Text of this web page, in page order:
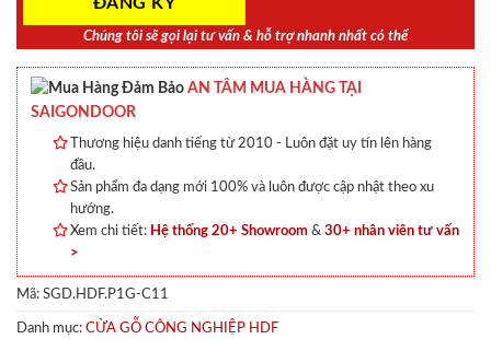
Chúng tôi sẽ gọi lại tư vấn & hỗ trợ nhanh nhất có thể
AN TÂM MUA HÀNG TẠI
SAIGONDOOR
Thương hiệu danh tiếng từ 2010 - Luôn đặt uy tín lên hàng
đầu.
Sản phẩm đa dạng mới 100% và luôn được cập nhật theo xu
hướng.
Xem chi tiết: Hệ thống 20+ Showroom & 30+ nhân viên tư vấn
>
Mã: SGD.HDF.P1G-C11
Danh mục: CỬA GỖ CÔNG NGHIỆP HDF